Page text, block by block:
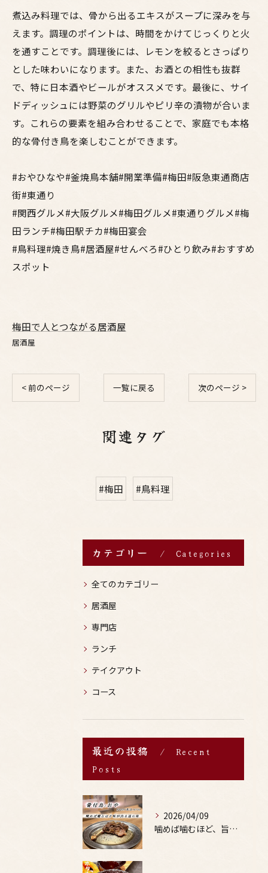
煮込み料理では、骨から出るエキスがスープに深みを与
えます。調理のポイントは、時間をかけてじっくりと火
を通すことです。調理後には、レモンを絞るとさっぱり
とした味わいになります。また、お酒との相性も抜群
で、特に日本酒やビールがオススメです。最後に、サイ
ドディッシュには野菜のグリルやピリ辛の漬物が合いま
す。これらの要素を組み合わせることで、家庭でも本格
的な骨付き鳥を楽しむことができます。
#おやひなや#釜焼鳥本舗#開業準備#梅田#阪急東通商店
街#東通り
#関西グルメ#大阪グルメ#梅田グルメ#東通りグルメ#梅
田ランチ#梅田駅チカ#梅田宴会
#鳥料理#焼き鳥#居酒屋#せんべろ#ひとり飲み#おすすめ
スポット
梅田で人とつながる居酒屋
居酒屋
< 前のページ 一覧に戻る 次のページ >
関連タグ
#梅田 #鳥料理
カテゴリー Categories
全てのカテゴリー
居酒屋
専門店
ランチ
テイクアウト
コース
最近の投稿
Recent
Posts
2026/04/09
噛めば噛むほど、旨みがあふれる。